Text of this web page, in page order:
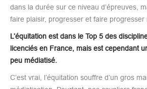
dans la durée sur ce niveau d’épreuves,
faire plaisir, progresser et faire progresser
L’équitation est dans le Top 5 des
licenciés en France, mais est cependant
peu médiatisé.
C’est vrai, l’équitation souffre d’un gros